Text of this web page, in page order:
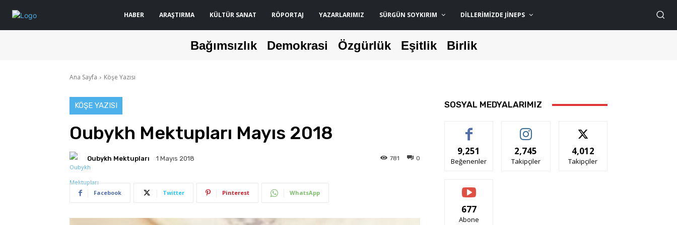
HABER ARAŞTIRMA KÜLTÜR SANAT RÖPORTAJ YAZARLARIMIZ SÜRGÜN SOYKIRIM DILLERIMIZDE JİNEPS
Bağımsızlık Demokrasi Özgürlük Eşitlik Birlik
Ana Sayfa Köşe Yazısı
KÖŞE YAZISI
Oubykh Mektupları Mayıs 2018
Oubykh Mektupları 1 Mayıs 2018 0
781
Facebook Twitter Pinterest WhatsApp
SOSYAL MEDYALARIMIZ
9,251
Beğenenler
2,745
Takipçiler
4,012
Takipçiler
677
Abone